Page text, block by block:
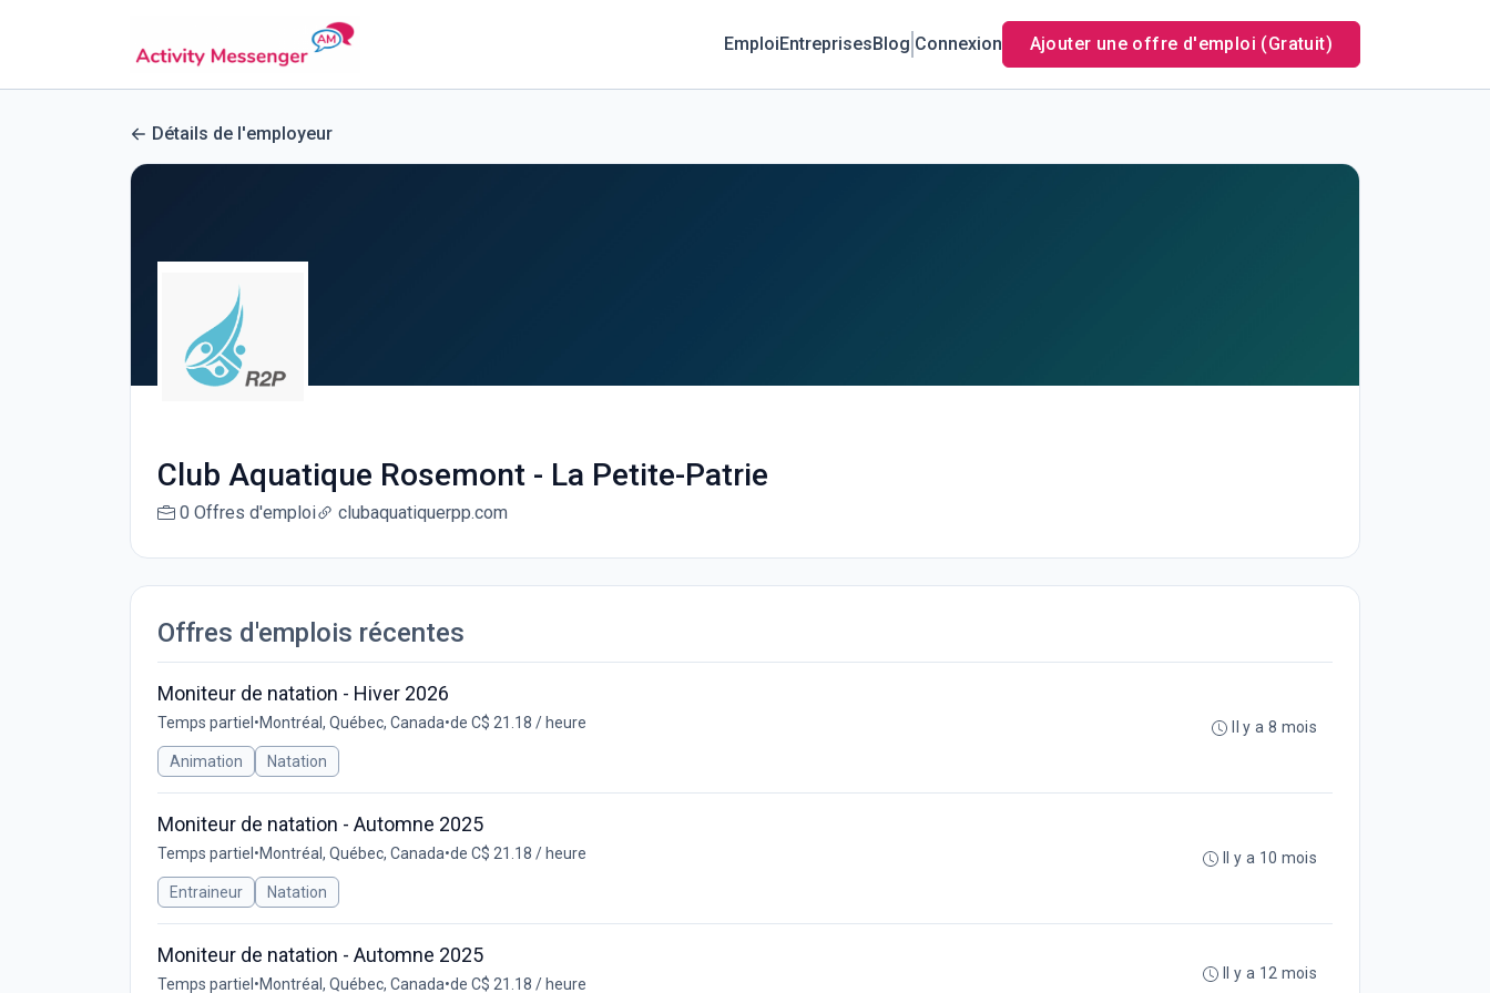
EmploiEntreprisesBlog Connexion Ajouter une offre d'emploi (Gratuit)
Détails de l'employeur
Club Aquatique Rosemont - La Petite-Patrie
0 Offres d'emploi clubaquatiquerpp.com
Offres d'emplois récentes
Moniteur de natation - Hiver 2026
Temps partiel •Montréal, Québec, Canada•de C$ 21.18 / heure
Animation Natation
Il y a 8 mois
Moniteur de natation - Automne 2025
Temps partiel •Montréal, Québec, Canada•de C$ 21.18 / heure
Entraineur Natation
Il y a 10 mois
Moniteur de natation - Automne 2025
Temps partiel •Montréal, Québec, Canada•de C$ 21.18 / heure
Il y a 12 mois